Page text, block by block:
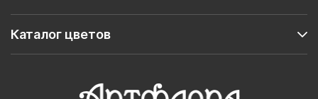
Каталог цветов